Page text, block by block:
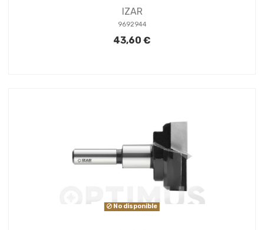
IZAR
9692944
43,60 €
No disponible